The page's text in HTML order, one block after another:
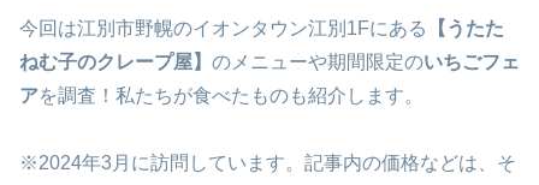
今回は江別市野幌のイオンタウン江別1Fにある
【うたた
ねむ子のクレープ屋】 のメニューや期間限定のいちごフェ
アを調査！私たちが食べたものも紹介します。
※2024年3月に訪問しています。記事内の価格などは、そ